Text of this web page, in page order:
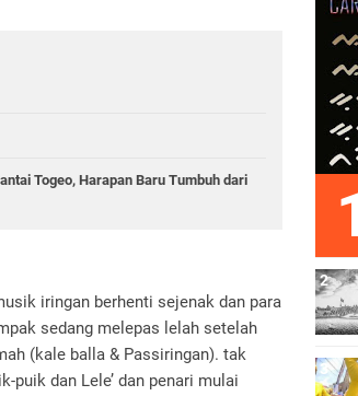
Togeo, Harapan Baru Tumbuh dari
iringan berhenti sejenak dan para
sedang melepas lelah setelah
(kale balla & Passiringan). tak
puik dan Lele’ dan penari mulai